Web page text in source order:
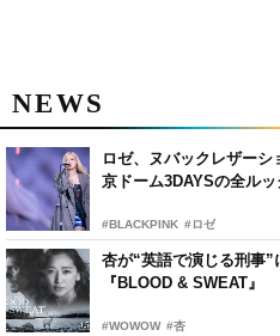
NEWS
ロゼ、ヌバックレザー
京ドーム3DAYSの全ルッ
#BLACKPINK #ロゼ
杏が“英語で演じる刑事
『BLOOD & SWEAT』
#WOWOW #杏